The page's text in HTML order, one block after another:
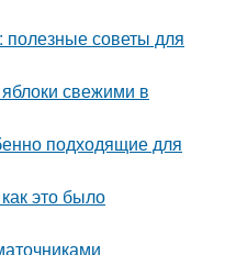
полезные советы для
свежими в
подходящие для
это было